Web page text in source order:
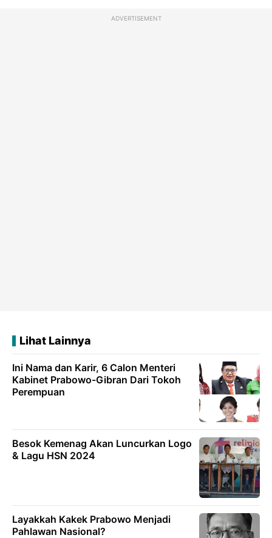
ADVERTISEMENT
Lihat Lainnya
Ini Nama dan Karir, 6 Calon Menteri
Kabinet Prabowo-Gibran Dari Tokoh
Perempuan
Besok Kemenag Akan Luncurkan Logo
& Lagu HSN 2024
Layakkah Kakek Prabowo Menjadi
Pahlawan Nasional?